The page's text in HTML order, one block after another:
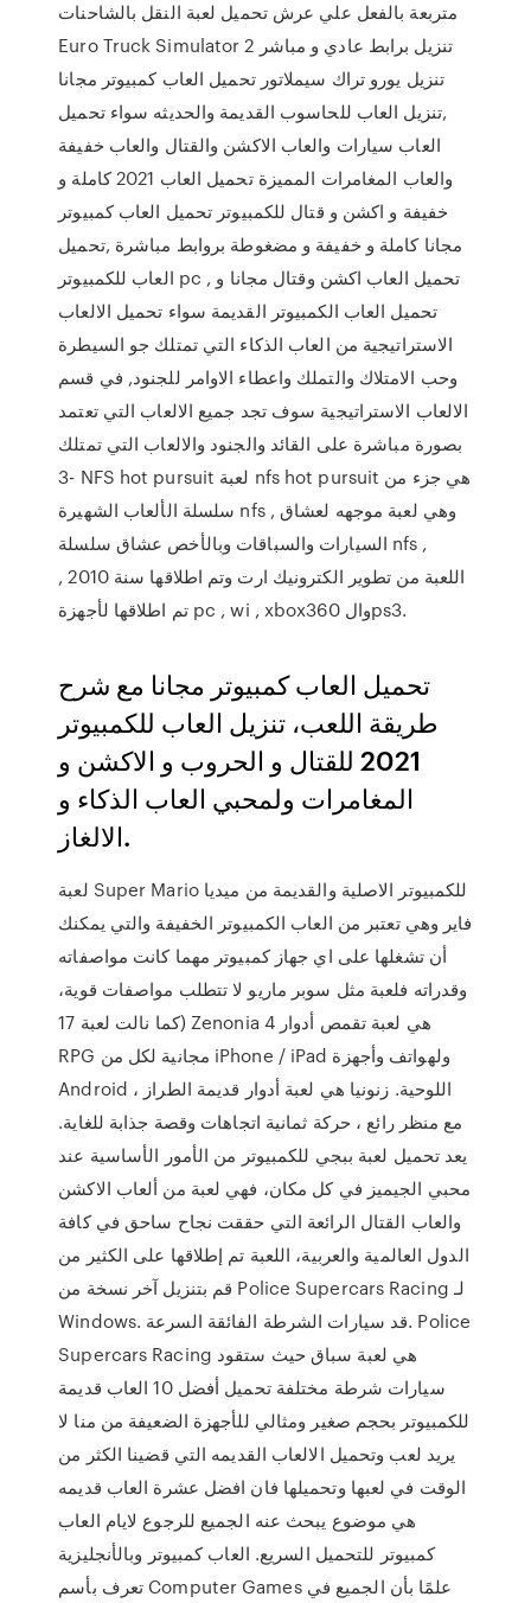
متربعة بالفعل علي عرش تحميل لعبة النقل بالشاحنات
Euro Truck Simulator 2 تنزيل برابط عادي و مباشر
تنزيل يورو تراك سيملاتور تحميل العاب كمبيوتر مجانا
,تنزيل العاب للحاسوب القديمة والحديثه سواء تحميل
العاب سيارات والعاب الاكشن والقتال والعاب خفيفة
والعاب المغامرات المميزة تحميل العاب 2021 كاملة و
خفيفة و اكشن و قتال للكمبيوتر تحميل العاب كمبيوتر
مجانا كاملة و خفيفة و مضغوطة بروابط مباشرة ,تحميل
العاب للكمبيوتر pc , تحميل العاب اكشن وقتال مجانا و
تحميل العاب الكمبيوتر القديمة سواء تحميل الالعاب
الاستراتيجية من العاب الذكاء التي تمتلك جو السيطرة
وحب الامتلاك والتملك واعطاء الاوامر للجنود, في قسم
الالعاب الاستراتيجية سوف تجد جميع الالعاب التي تعتمد
بصورة مباشرة على القائد والجنود والالعاب التي تمتلك
3- NFS hot pursuit لعبة nfs hot pursuit هي جزء من
سلسلة الألعاب الشهيرة nfs , وهي لعبة موجهه لعشاق
السيارات والسباقات وبالأخص عشاق سلسلة nfs ,
اللعبة من تطوير الكترونيك ارت وتم اطلاقها سنة 2010 ,
تم اطلاقها لأجهزة pc , wi , xbox360 والps3.
تحميل العاب كمبيوتر مجانا مع شرح
طريقة اللعب، تنزيل العاب للكمبيوتر
2021 للقتال و الحروب و الاكشن و
المغامرات ولمحبي العاب الذكاء و
الالغاز.
لعبة Super Mario للكمبيوتر الاصلية والقديمة من ميديا
فاير وهي تعتبر من العاب الكمبيوتر الخفيفة والتي يمكنك
أن تشغلها على اي جهاز كمبيوتر مهما كانت مواصفاته
وقدراته فلعبة مثل سوبر ماريو لا تتطلب مواصفات قوية،
كما نالت لعبة 17) Zenonia 4 هي لعبة تقمص أدوار
RPG مجانية لكل من iPhone / iPad ولهواتف وأجهزة
Android اللوحية. زنونيا هي لعبة أدوار قديمة الطراز ،
مع منظر رائع ، حركة ثمانية اتجاهات وقصة جذابة للغاية.
يعد تحميل لعبة ببجي للكمبيوتر من الأمور الأساسية عند
محبي الجيميز في كل مكان، فهي لعبة من ألعاب الاكشن
والعاب القتال الرائعة التي حققت نجاح ساحق في كافة
الدول العالمية والعربية، اللعبة تم إطلاقها على الكثير من
قم بتنزيل آخر نسخة من Police Supercars Racing لـ
Windows. قد سيارات الشرطة الفائقة السرعة. Police
Supercars Racing هي لعبة سباق حيث ستقود
سيارات شرطة مختلفة تحميل أفضل 10 العاب قديمة
للكمبيوتر بحجم صغير ومثالي للأجهزة الضعيفة من منا لا
يريد لعب وتحميل الالعاب القديمه التي قضينا الكثر من
الوقت في لعبها وتحميلها فان افضل عشرة العاب قديمه
هي موضوع يبحث عنه الجميع للرجوع لايام العاب
كمبيوتر للتحميل السريع. العاب كمبيوتر وبالأنجليزية
تعرف بأسم Computer Games علمًا بأن الجميع في